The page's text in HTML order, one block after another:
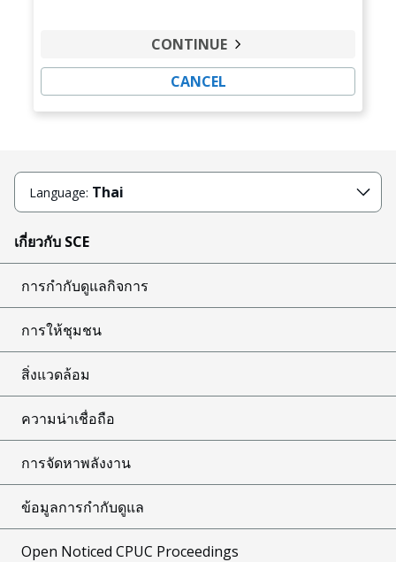
CANCEL
CONTINUE
Language: Thai
เกี่ยวกับ SCE
การกำกับดูแลกิจการ
การให้ชุมชน
สิ่งแวดล้อม
ความน่าเชื่อถือ
การจัดหาพลังงาน
ข้อมูลการกำกับดูแล
Open Noticed CPUC Proceedings